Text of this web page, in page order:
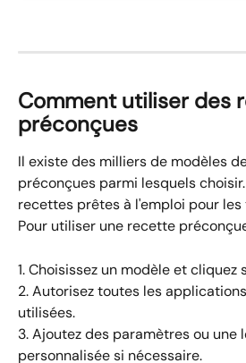
Comment utiliser des
préconçues
Il existe des milliers de modèles
préconçues parmi lesquels
recettes prêtes à l'emploi pour
Pour utiliser une recette
1. Choisissez un modèle et cliquez
2. Autorisez toutes les
utilisées.
3. Ajoutez des paramètres ou une
personnalisée si nécessaire.